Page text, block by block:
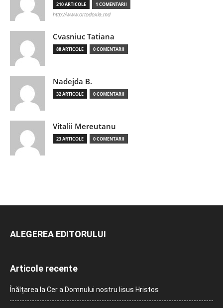
210 ARTICOLE 1 COMENTARII
http://www.ortodoxia.md
Cvasniuc Tatiana
88 ARTICOLE 0 COMENTARII
Nadejda B.
32 ARTICOLE 0 COMENTARII
Vitalii Mereutanu
23 ARTICOLE 0 COMENTARII
ALEGEREA EDITORULUI
Articole recente
Înălțarea la Cer a Domnului nostru Iisus Hristos